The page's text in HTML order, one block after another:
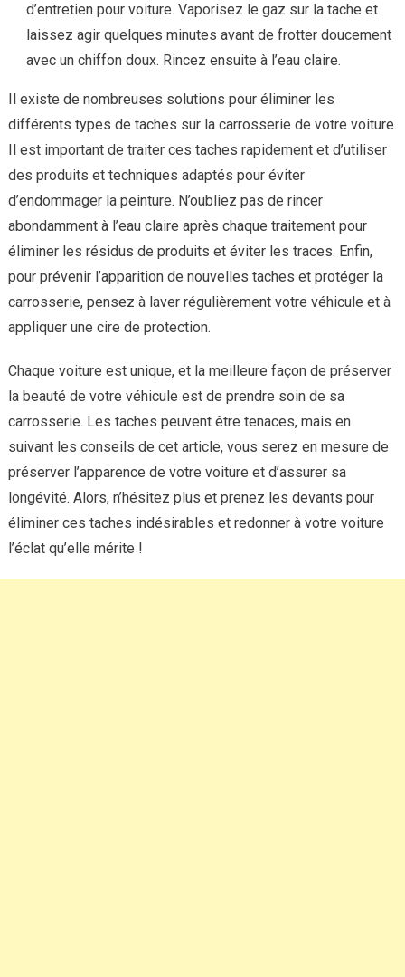
d’entretien pour voiture. Vaporisez le gaz sur la tache et
laissez agir quelques minutes avant de frotter doucement
avec un chiffon doux. Rincez ensuite à l’eau claire.
Il existe de nombreuses solutions pour éliminer les
différents types de taches sur la carrosserie de votre voiture.
Il est important de traiter ces taches rapidement et d’utiliser
des produits et techniques adaptés pour éviter
d’endommager la peinture. N’oubliez pas de rincer
abondamment à l’eau claire après chaque traitement pour
éliminer les résidus de produits et éviter les traces. Enfin,
pour prévenir l’apparition de nouvelles taches et protéger la
carrosserie, pensez à laver régulièrement votre véhicule et à
appliquer une cire de protection.
Chaque voiture est unique, et la meilleure façon de préserver
la beauté de votre véhicule est de prendre soin de sa
carrosserie. Les taches peuvent être tenaces, mais en
suivant les conseils de cet article, vous serez en mesure de
préserver l’apparence de votre voiture et d’assurer sa
longévité. Alors, n’hésitez plus et prenez les devants pour
éliminer ces taches indésirables et redonner à votre voiture
l’éclat qu’elle mérite !